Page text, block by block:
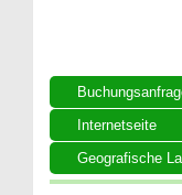
Internetseite
Geografische